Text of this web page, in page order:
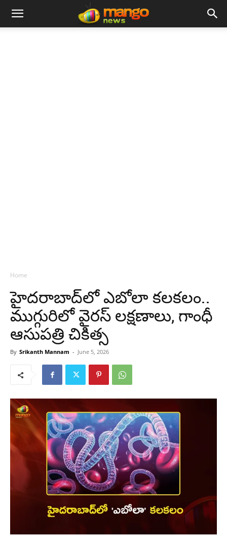
Home
హైదరాబాద్‌లో ఎబోలా కలకలం..
ముగ్గురిలో వైరస్ లక్షణాలు, గాంధీ
ఆసుపత్రి చికిత్స
By Srikanth Mannam - June 5, 2026